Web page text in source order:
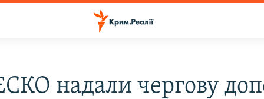
надали чергову